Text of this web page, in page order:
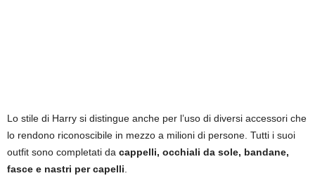
Lo stile di Harry si distingue anche per l’uso di diversi accessori che
lo rendono riconoscibile in mezzo a milioni di persone. Tutti i suoi
outfit sono completati da cappelli, occhiali da sole, bandane,
fasce e nastri per capelli